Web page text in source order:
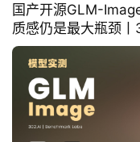
国产开源GLM-
质感仍是最大瓶颈